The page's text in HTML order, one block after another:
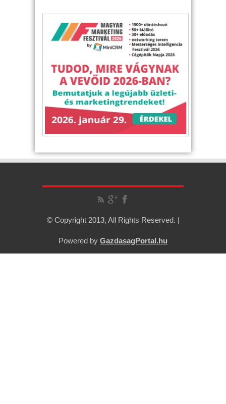
© Copyright 2013, All Rights Reserved. |
Powered by GazdasagPortal.hu